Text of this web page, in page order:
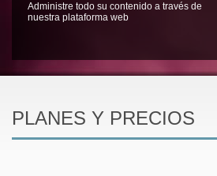
Administre todo su contenido a través de
nuestra plataforma web
PLANES Y PRECIOS